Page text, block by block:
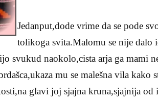
Jedanput,dode vrime da se pode
tolikoga svita.Malomu se nije dalo
svukud naokolo,cista arja ga mami
mu se malešna vila kako
glavi joj sjajna kruna,sjajnija od